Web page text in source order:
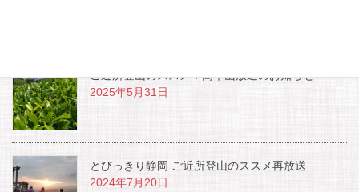
ご近所登山のススメ！高草山放送のお知らせ
2025年5月31日
とびっきり静岡 ご近所登山のススメ再放送
2024年7月20日